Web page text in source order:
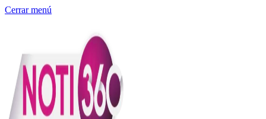
Cerrar menú